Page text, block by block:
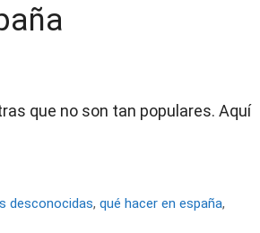
que no son tan populares. Aquí
desconocidas,qué hacer en españa,